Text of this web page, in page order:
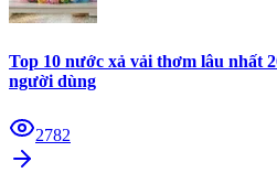
Top 10 nước xả vải thơm lâu nhất
người dùng
2782